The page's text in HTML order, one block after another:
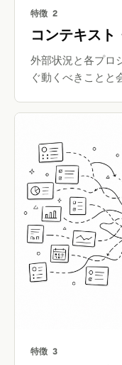
特徴 2
コンテキスト
外部状況と各プロ
ぐ動くべきことと
特徴 3